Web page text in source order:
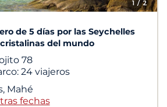
1 / 2
de 5 días por las Seychelles
del mundo
78
24 viajeros
Mahé
fechas